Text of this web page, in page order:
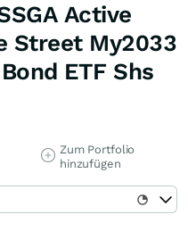
Active
Street My2033
ETF Shs
Zum Portfolio
hinzufügen